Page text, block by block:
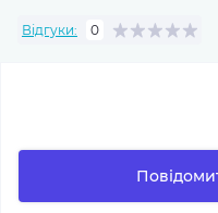
Відгуки: 0